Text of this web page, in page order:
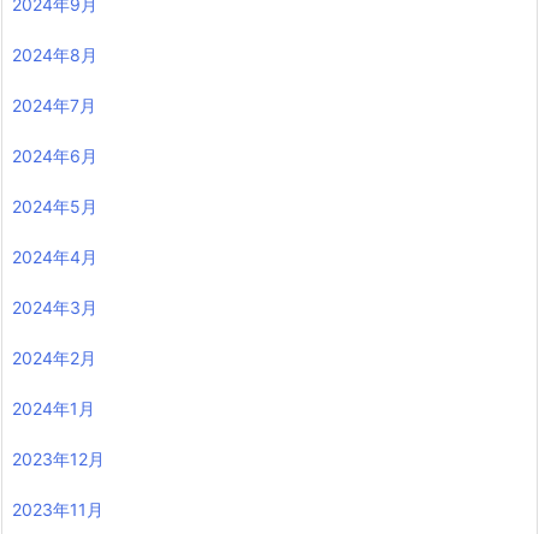
2024年9月
2024年8月
2024年7月
2024年6月
2024年5月
2024年4月
2024年3月
2024年2月
2024年1月
2023年12月
2023年11月